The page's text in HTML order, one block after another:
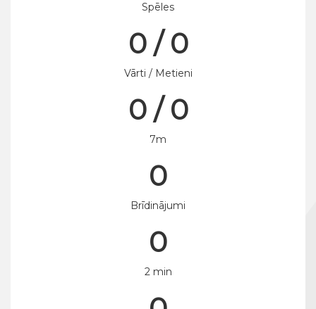
Spēles
0 / 0
Vārti / Metieni
0 / 0
7m
0
Brīdinājumi
0
2 min